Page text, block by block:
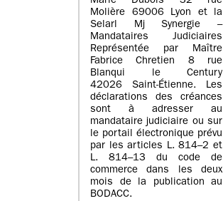
Molière 69006 Lyon et la
Selarl Mj Synergie –
Mandataires Judiciaires
Représentée par Maître
Fabrice Chretien 8 rue
Blanqui le Century
42026 Saint-Étienne. Les
déclarations des créances
sont à adresser au
mandataire judiciaire ou sur
le portail électronique prévu
par les articles L. 814–2 et
L. 814–13 du code de
commerce dans les deux
mois de la publication au
BODACC.